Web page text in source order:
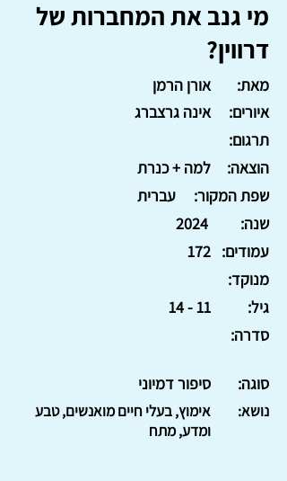
מי גנב את המחברות של
דרווין?
אורן הרמן
מאת:
אינה גרצברג
איורים:
תרגום:
למה + כנרת
הוצאה:
עברית
שפת המקור:
2024
שנה:
172 עמודים:
מנוקד:
11 - 14
גיל:
סדרה:
סיפור דמיוני סוגה:
אימוץ, בעלי חיים מואנשים, טבע
ומדע, מתח
נושא: